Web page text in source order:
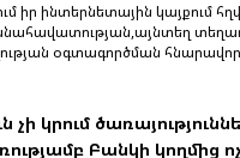
իր ինտերնետային կայքում
օգտագործման
կրում
Բանկի կողմից